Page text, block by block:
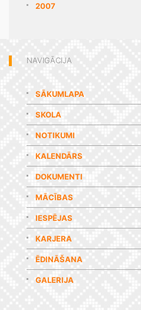
2007
NAVIGĀCIJA
SĀKUMLAPA
SKOLA
NOTIKUMI
KALENDĀRS
DOKUMENTI
MĀCĪBAS
IESPĒJAS
KARJERA
ĒDINĀŠANA
GALERIJA